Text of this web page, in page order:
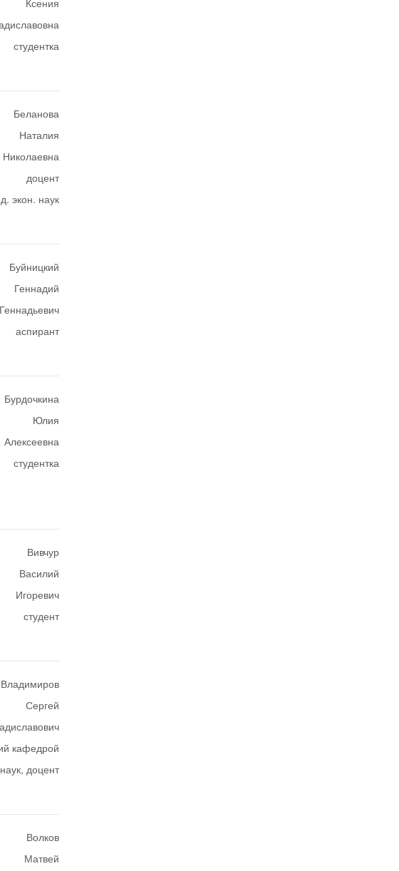
Ксения
студентка
Беланова
Наталия
Николаевна
доцент
экон. наук
Буйницкий
Геннадий
Геннадьевич
аспирант
Бурдочкина
Юлия
Алексеевна
студентка
Вивчур
Василий
Игоревич
студент
Владимиров
Сергей
кафедрой
доцент
Волков
Матвей